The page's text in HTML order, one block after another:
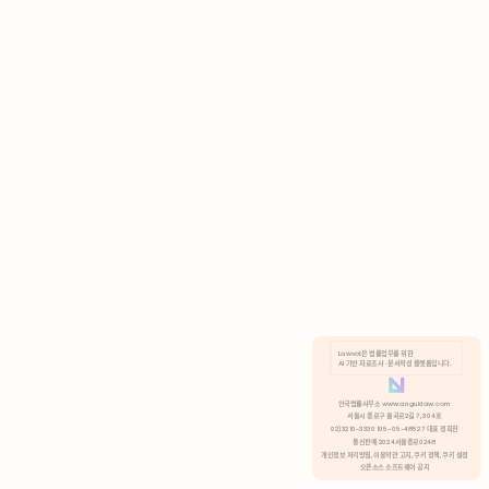
분석 쿠키 허용
Lawvot은 법률업무를 위한
AI 기반 자료조사 · 문서작성 플랫폼입니다.
안국법률사무소 www.anguklaw.com
서울시 종로구 율곡로2길 7, 304호
02)3210-3330 105-05-48527 대표 정희찬
통신판매 2024서울종로0248
개인정보 처리방침, 이용약관 고지, 쿠키 정책, 쿠키 설정
오픈소스 소프트웨어 공지